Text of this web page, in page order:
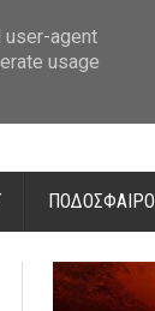
ΠΟΔΟΣΦΑΙΡΟ
user-agent
usage